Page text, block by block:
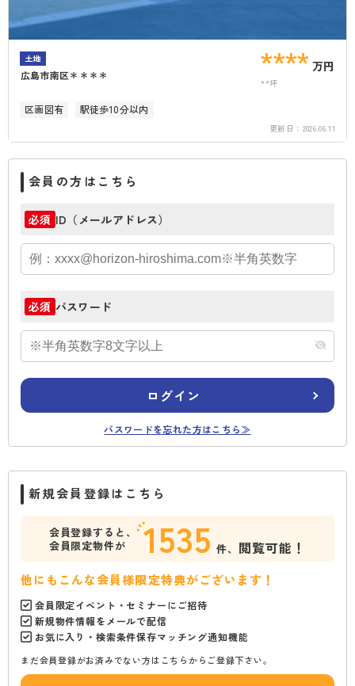
土地
広島市南区＊＊＊＊ **** 万円
**坪
区画図有 駅徒歩10分以内
更新日： 2026.06.11
会員の方はこちら
必須 ID（メールアドレス）
必須 パスワード
ログイン
パスワードを忘れた方はこちら≫
新規会員登録はこちら
会員登録すると、
会員限定物件が
1535 件、 閲覧可能！
他にもこんな会員様限定特典がございます！
会員限定イベント・セミナーにご招待
新規物件情報をメールで配信
お気に入り・検索条件保存マッチング通知機能
まだ会員登録がお済みでない方はこちらからご登録下さい。